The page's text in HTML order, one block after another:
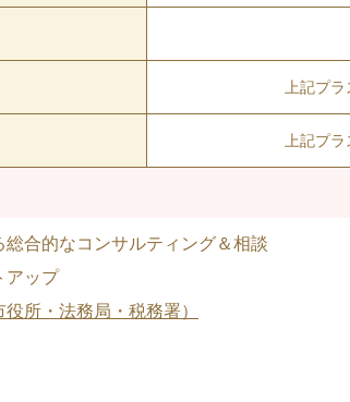
上記プ
上記プ
合的なコンサルティング＆相談
アップ
役所・法務局・税務署）